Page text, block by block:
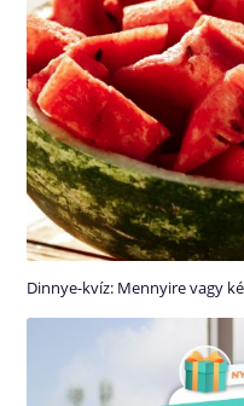
Dinnye-kvíz: Mennyire vagy